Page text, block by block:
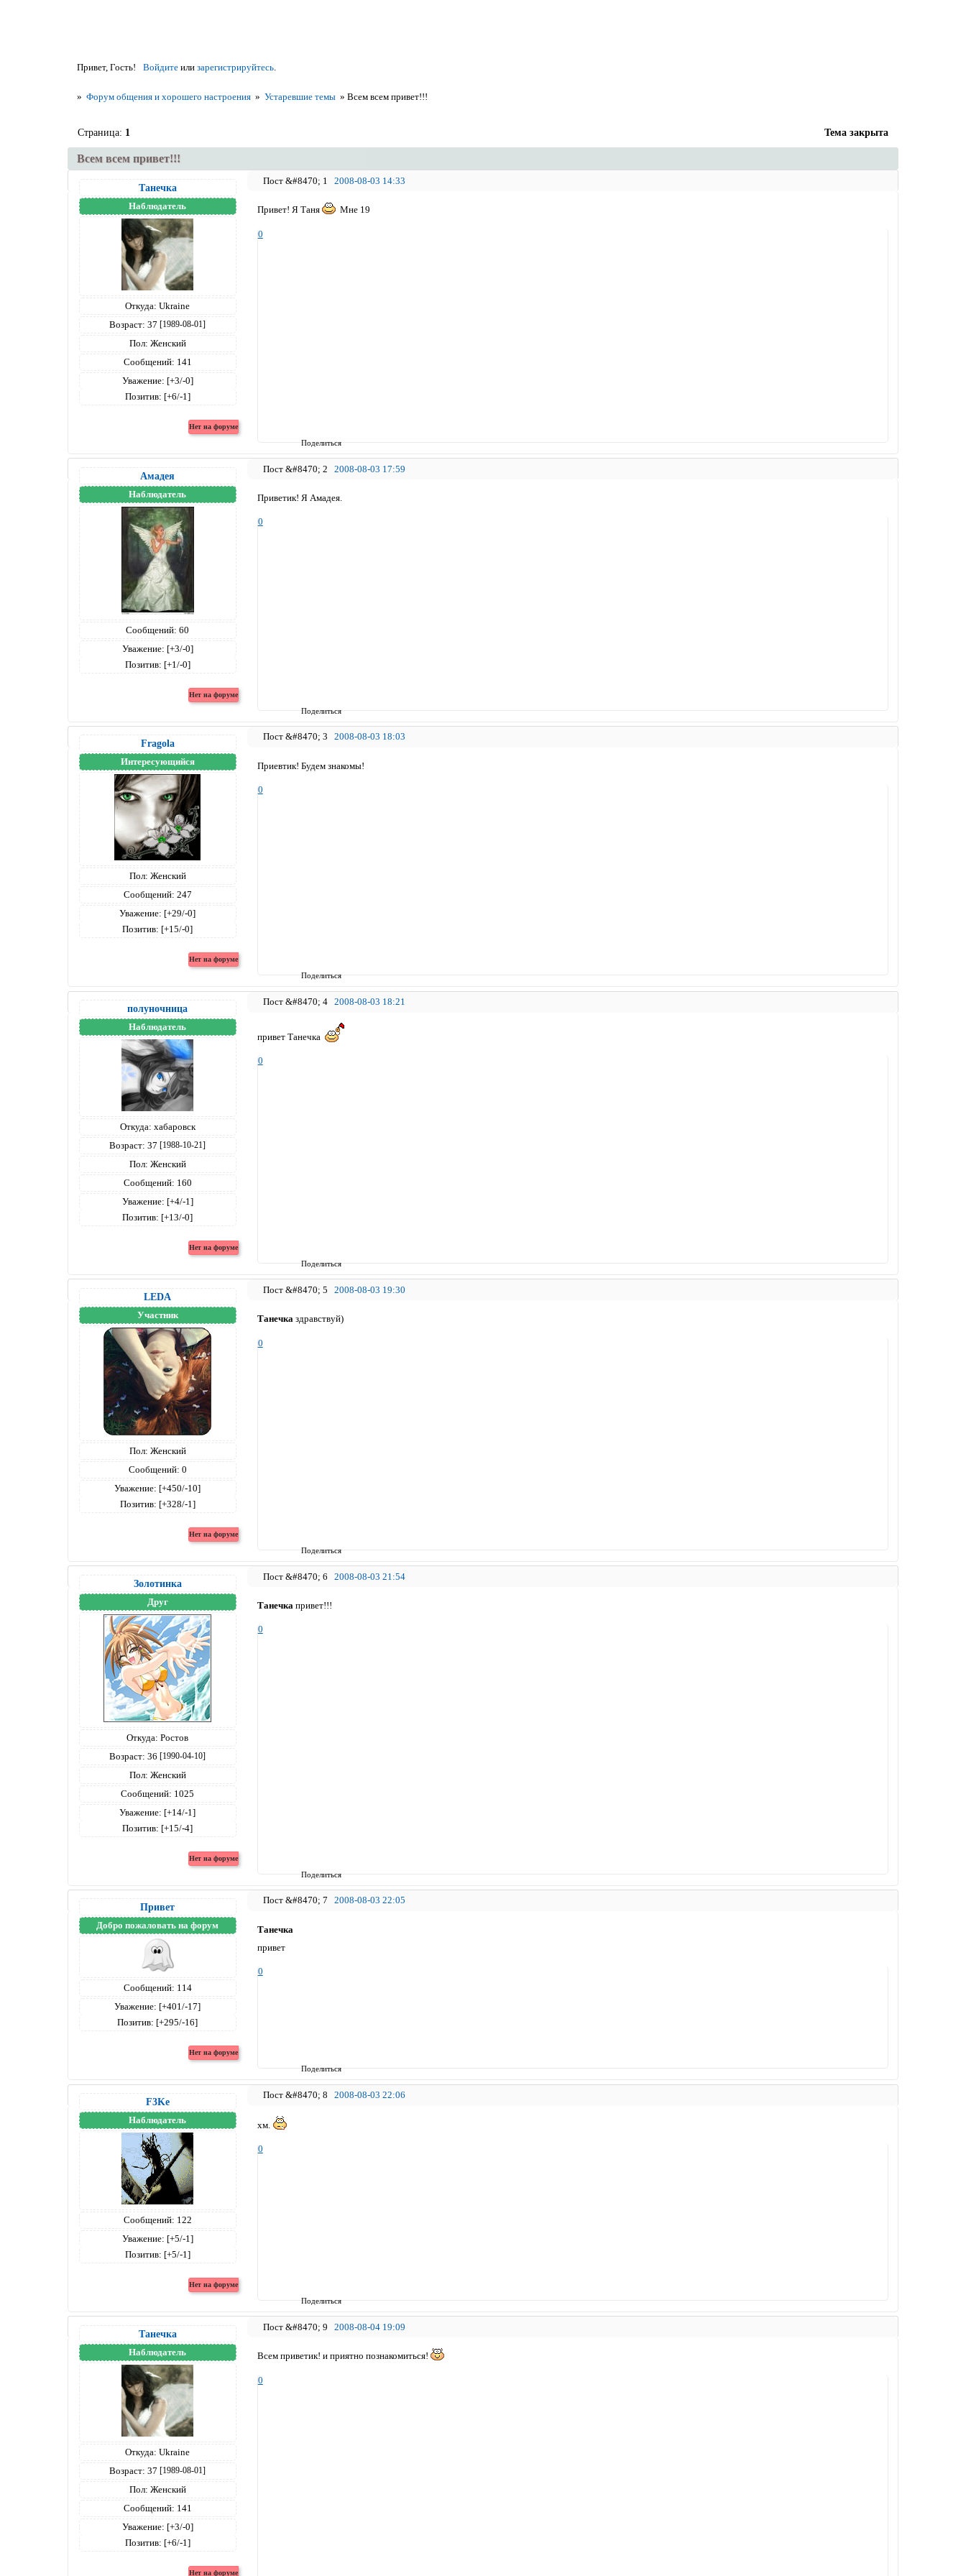
Привет, Гость! Войдитеили зарегистрируйтесь.
» Форум общения и хорошего настроения » Устаревшие темы »Всем всем привет!!!
Всем всем привет!!!
Страница: 1 Тема закрыта
Поделиться
1 2008-08-03 14:33
Танечка
Наблюдатель
Откуда: Ukraine
Возраст: 37 [1989-08-01]
Пол: Женский
Сообщений: 141
Уважение: [+3/-0]
Позитив: [+6/-1]
Привет! Я Таня Мне 19
0
Поделиться
2 2008-08-03 17:59
Амадея
Наблюдатель
Сообщений: 60
Уважение: [+3/-0]
Позитив: [+1/-0]
Приветик! Я Амадея.
0
Поделиться
3 2008-08-03 18:03
Fragola
Интересующийся
Пол: Женский
Сообщений: 247
Уважение: [+29/-0]
Позитив: [+15/-0]
Приевтик! Будем знакомы!
0
Поделиться
4 2008-08-03 18:21
полуночница
Наблюдатель
Откуда: хабаровск
Возраст: 37 [1988-10-21]
Пол: Женский
Сообщений: 160
Уважение: [+4/-1]
Позитив: [+13/-0]
привет Танечка
0
Поделиться
5 2008-08-03 19:30
LEDA
Участник
Пол: Женский
Сообщений: 0
Уважение: [+450/-10]
Позитив: [+328/-1]
Танечказдравствуй)
0
Поделиться
6 2008-08-03 21:54
Золотинка
Друг
Откуда: Ростов
Возраст: 36[1990-04-10]
Пол: Женский
Сообщений: 1025
Уважение: [+14/-1]
Позитив: [+15/-4]
Танечкапривет!!!
0
Поделиться
7 2008-08-03 22:05
Привет
Добро пожаловать на форум
Сообщений: 114
Уважение: [+401/-17]
Позитив: [+295/-16]
Танечка
привет
0
Поделиться
8 2008-08-03 22:06
F3Ke
Наблюдатель
Сообщений: 122
Уважение: [+5/-1]
Позитив: [+5/-1]
хм.
0
9 2008-08-04 19:09
Танечка
Наблюдатель
Откуда: Ukraine
Возраст: 37 [1989-08-01]
Пол: Женский
Сообщений: 141
Уважение: [+3/-0]
Позитив: [+6/-1]
Всем приветик! и приятно познакомиться!
0